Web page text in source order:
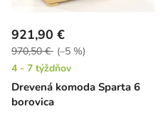
k
t
o
v
r
o
d
u
k
Drevená komoda Sparta 6
borovica
921,90 €
970,50 € (–5 %)
4 - 7 týždňov